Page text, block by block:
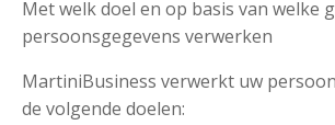
Met welk doel en op basis van welke
persoonsgegevens verwerken
MartiniBusiness verwerkt uw
de volgende doelen: